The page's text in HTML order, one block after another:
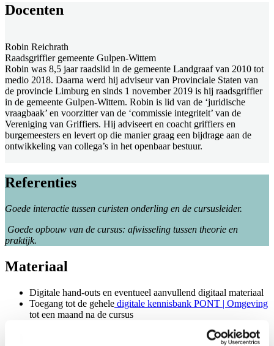
Docenten
Robin Reichrath
Raadsgriffier gemeente Gulpen-Wittem
Robin was 8,5 jaar raadslid in de gemeente Landgraaf van 2010 tot
medio 2018. Daarna werd hij adviseur van Provinciale Staten van
de provincie Limburg en sinds 1 november 2019 is hij raadsgriffier
in de gemeente Gulpen-Wittem. Robin is lid van de ‘juridische
vraagbaak’ en voorzitter van de ‘commissie integriteit’ van de
Vereniging van Griffiers. Hij adviseert en coacht griffiers en
burgemeesters en levert op die manier graag een bijdrage aan de
ontwikkeling van collega’s in het openbaar bestuur.
Referenties
Goede interactie tussen curisten onderling en de cursusleider.
Goede opbouw van de cursus: afwisseling tussen theorie en
praktijk.
Materiaal
Digitale hand-outs en eventueel aanvullend digitaal materiaal
Toegang tot de gehele digitale kennisbank PONT | Omgeving
tot een maand na de cursus
Hiermee krijgt u toegang tot het dossier met alle relevante